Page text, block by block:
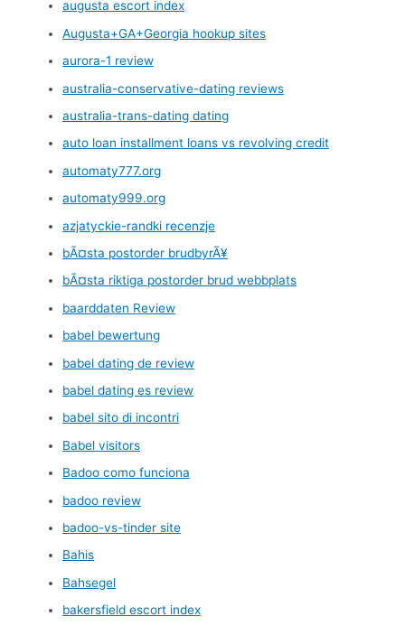
augusta escort index
Augusta+GA+Georgia hookup sites
aurora-1 review
australia-conservative-dating reviews
australia-trans-dating dating
auto loan installment loans vs revolving credit
automaty777.org
automaty999.org
azjatyckie-randki recenzje
bÃ¤sta postorder brudbyrÃ¥
bÃ¤sta riktiga postorder brud webbplats
baarddaten Review
babel bewertung
babel dating de review
babel dating es review
babel sito di incontri
Babel visitors
Badoo como funciona
badoo review
badoo-vs-tinder site
Bahis
Bahsegel
bakersfield escort index